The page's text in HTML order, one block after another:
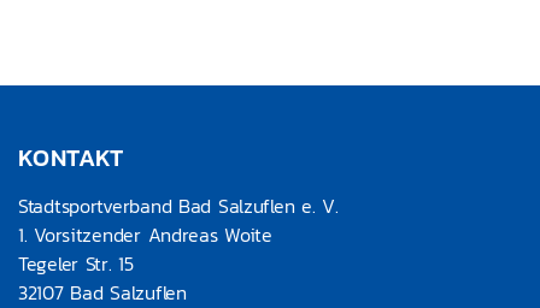
KONTAKT
Stadtsportverband Bad Salzuflen e. V.
1. Vorsitzender Andreas Woite
Tegeler Str. 15
32107 Bad Salzuflen